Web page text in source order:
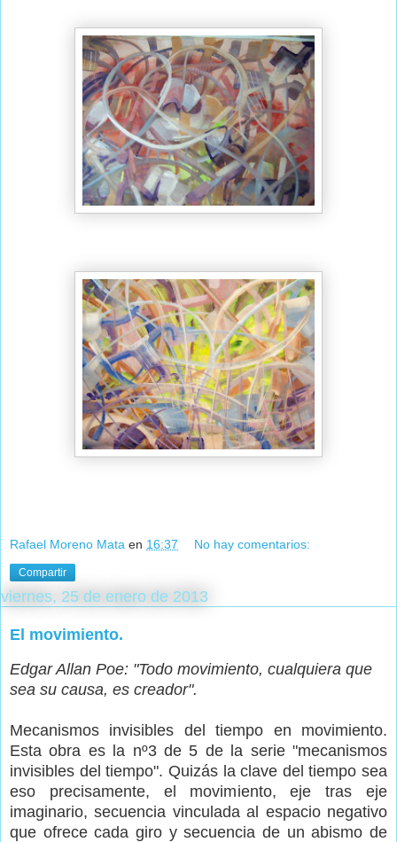
Rafael Moreno Mata en 16:37 No hay comentarios:
Compartir
viernes, 25 de enero de 2013
El movimiento.
Edgar Allan Poe: "Todo movimiento, cualquiera que
sea su causa, es creador".
Mecanismos invisibles del tiempo en movimiento.
Esta obra es la nº3 de 5 de la serie "mecanismos
invisibles del tiempo". Quizás la clave del tiempo sea
eso precisamente, el movimiento, eje tras eje
imaginario, secuencia vinculada al espacio negativo
que ofrece cada giro y secuencia de un abismo de